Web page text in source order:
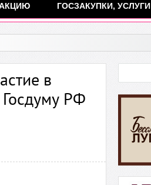
ГОСЗАКУПКИ, УСЛУГИ
в
РФ